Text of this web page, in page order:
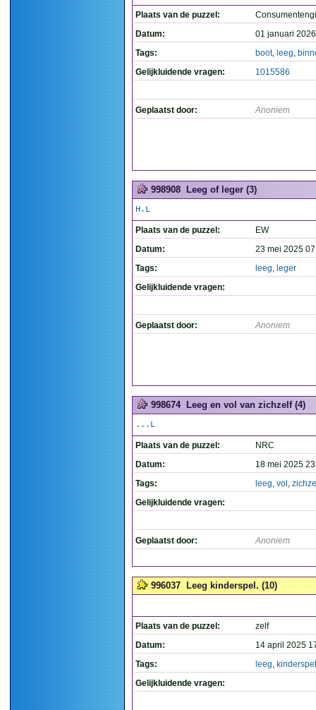
Plaats van de puzzel:
Datum:
01 januari
Tags:
boot, leeg,
Gelijkluidende vragen:
1015586
Geplaatst door: Anoniem
998908 Leeg of leger (3)
H.L
Plaats van de puzzel:
EW
Datum:
23 mei 2025
Tags:
leeg, leger
Gelijkluidende vragen:
Geplaatst door: Anoniem
998674 Leeg en vol van zichzelf (4)
...L
Plaats van de puzzel:
NRC
Datum:
18 mei 2025
Tags:
leeg, vol ,
Gelijkluidende vragen:
Geplaatst door: Anoniem
996037 Leeg kinderspel. (10)
Plaats van de puzzel:
zelf
Datum:
14 april 2025
Tags:
leeg, kinderspel
Gelijkluidende vragen: